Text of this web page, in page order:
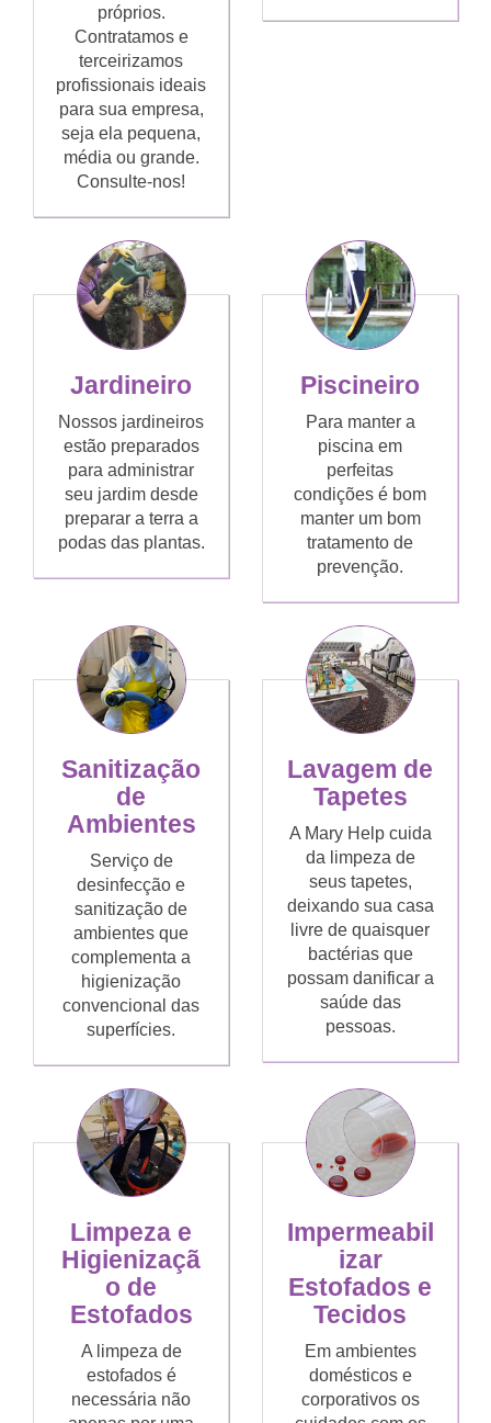
próprios.
Contratamos e
terceirizamos
profissionais ideais
para sua empresa,
seja ela pequena,
média ou grande.
Consulte-nos!
Jardineiro
Nossos jardineiros
estão preparados
para administrar
seu jardim desde
preparar a terra a
podas das plantas.
Piscineiro
Para manter a
piscina em
perfeitas
condições é bom
manter um bom
tratamento de
prevenção.
Sanitização
de
Ambientes
Serviço de
desinfecção e
sanitização de
ambientes que
complementa a
higienização
convencional das
superfícies.
Lavagem de
Tapetes
A Mary Help cuida
da limpeza de
seus tapetes,
deixando sua casa
livre de quaisquer
bactérias que
possam danificar a
saúde das
pessoas.
Limpeza e
Higienizaçã
o de
Estofados
A limpeza de
estofados é
necessária não
Impermeabil
izar
Estofados e
Tecidos
Em ambientes
domésticos e
corporativos os